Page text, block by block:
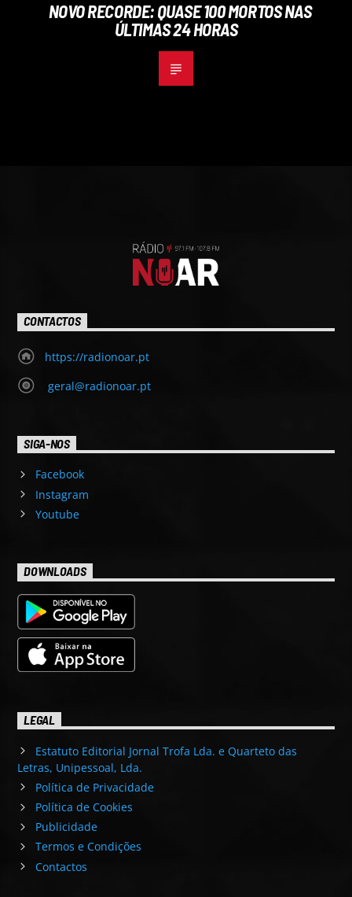
NOVO RECORDE: QUASE 100 MORTOS NAS
ÚLTIMAS 24 HORAS
CONTACTOS
https://radionoar.pt
geral@radionoar.pt
SIGA-NOS
Facebook
Instagram
Youtube
DOWNLOADS
LEGAL
Estatuto Editorial Jornal Trofa Lda. e Quarteto das
Letras, Unipessoal, Lda.
Política de Privacidade
Política de Cookies
Publicidade
Termos e Condições
Contactos